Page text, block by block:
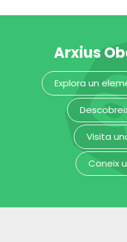
4a Mostra de
Video
Independent
Museu del Disseny de Barcelona
Arxius
Explora un
Visita
Coneix